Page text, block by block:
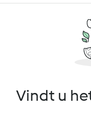
Vindt u